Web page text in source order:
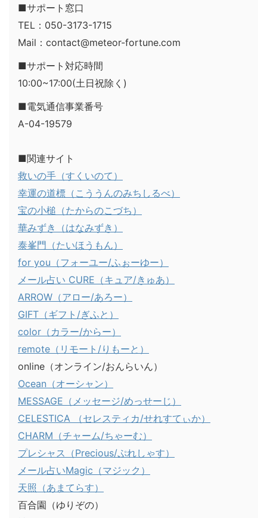
■サポート窓口
TEL：050-3173-1715
Mail：contact@meteor-fortune.com
■サポート対応時間
10:00~17:00(土日祝除く)
■電気通信事業番号
A-04-19579
■関連サイト
救いの手（すくいのて）
幸運の道標（こううんのみちしるべ）
宝の小槌（たからのこづち）
華みずき（はなみずき）
泰峯門（たいほうもん）
for you（フォーユー/ふぉーゆー）
メール占い CURE（キュア/きゅあ）
ARROW（アロー/あろー）
GIFT（ギフト/ぎふと）
color（カラー/からー）
remote（リモート/りもーと）
online（オンライン/おんらいん）
Ocean（オーシャン）
MESSAGE（メッセージ/めっせーじ）
CELESTICA （セレスティカ/せれすてぃか）
CHARM（チャーム/ちゃーむ）
プレシャス（Precious/ぷれしゃす）
メール占いMagic（マジック）
天照（あまてらす）
百合園（ゆりぞの）